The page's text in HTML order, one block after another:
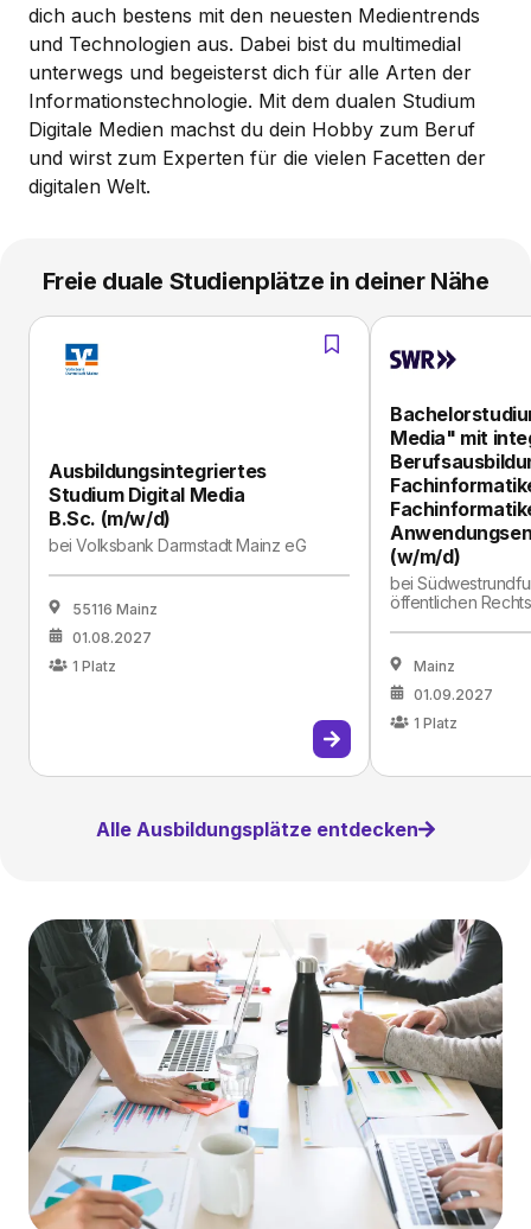
dich auch bestens mit den neuesten Medientrends
und Technologien aus. Dabei bist du multimedial
unterwegs und begeisterst dich für alle Arten der
Informationstechnologie. Mit dem dualen Studium
Digitale Medien machst du dein Hobby zum Beruf
und wirst zum Experten für die vielen Facetten der
digitalen Welt.
Freie duale Studienplätze in deiner Nähe
Ausbildungsintegriertes
Studium Digital Media
B.Sc. (m/w/d)
beiVolksbank Darmstadt Mainz eG
55116 Mainz
01.08.2027
1 Platz
Media" mit
(w/m/d)
bei
öffentlichen Rechts
Mainz
01.09.2027
1 Platz
Alle Ausbildungsplätze entdecken